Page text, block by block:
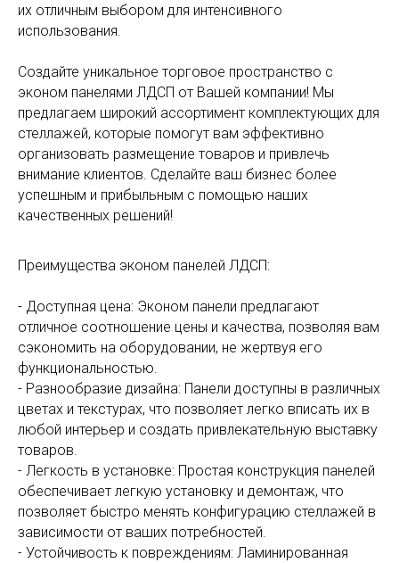
их отличным выбором для интенсивного
использования.
Создайте уникальное торговое пространство с
эконом панелями ЛДСП от Вашей компании! Мы
предлагаем широкий ассортимент комплектующих для
стеллажей, которые помогут вам эффективно
организовать размещение товаров и привлечь
внимание клиентов. Сделайте ваш бизнес более
успешным и прибыльным с помощью наших
качественных решений!
Преимущества эконом панелей ЛДСП:
- Доступная цена: Эконом панели предлагают
отличное соотношение цены и качества, позволяя вам
сэкономить на оборудовании, не жертвуя его
функциональностью.
- Разнообразие дизайна: Панели доступны в различных
цветах и текстурах, что позволяет легко вписать их в
любой интерьер и создать привлекательную выставку
товаров.
- Легкость в установке: Простая конструкция панелей
обеспечивает легкую установку и демонтаж, что
позволяет быстро менять конфигурацию стеллажей в
зависимости от ваших потребностей.
- Устойчивость к повреждениям: Ламинированная